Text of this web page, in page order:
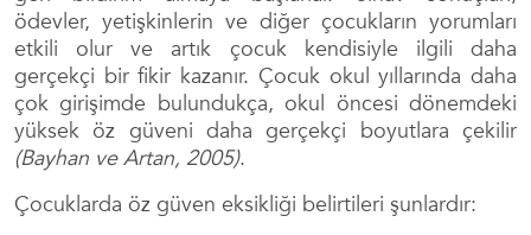
ödevler, yetişkinlerin ve diğer çocukların yorumları
etkili olur ve artık çocuk kendisiyle ilgili daha
gerçekçi bir fikir kazanır. Çocuk okul yıllarında daha
çok girişimde bulundukça, okul öncesi dönemdeki
yüksek öz güveni daha gerçekçi boyutlara çekilir
(Bayhan ve Artan, 2005).
Çocuklarda öz güven eksikliği belirtileri şunlardır: